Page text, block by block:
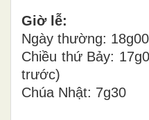
Giờ lễ:
Ngày thường: 18g00
Chiều thứ Bảy:
trước)
Chúa Nhật: 7g30